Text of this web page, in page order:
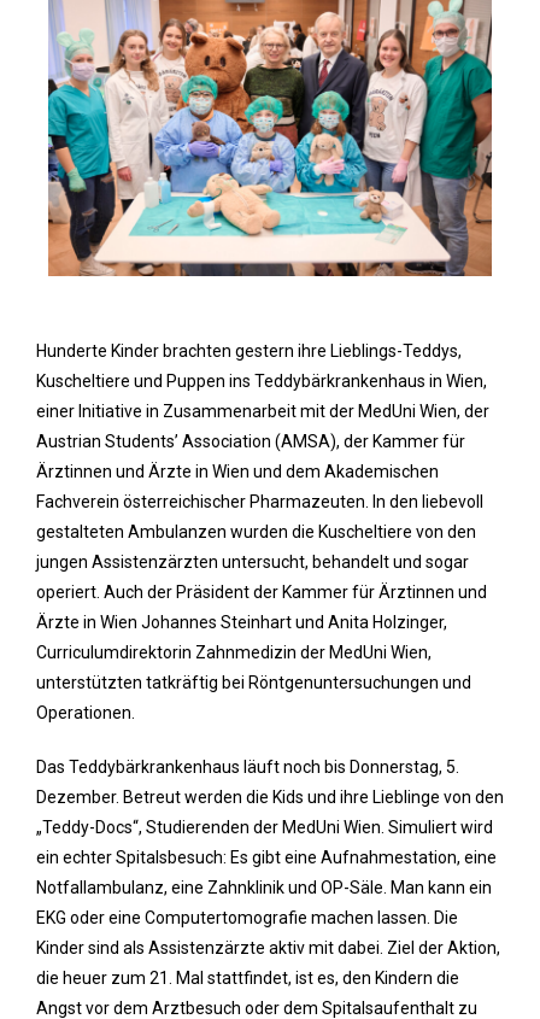
Hunderte Kinder brachten gestern ihre Lieblings-Teddys,
Kuscheltiere und Puppen ins Teddybärkrankenhaus in Wien,
einer Initiative in Zusammenarbeit mit der MedUni Wien, der
Austrian Students’ Association (AMSA), der Kammer für
Ärztinnen und Ärzte in Wien und dem Akademischen
Fachverein österreichischer Pharmazeuten. In den liebevoll
gestalteten Ambulanzen wurden die Kuscheltiere von den
jungen Assistenzärzten untersucht, behandelt und sogar
operiert. Auch der Präsident der Kammer für Ärztinnen und
Ärzte in Wien Johannes Steinhart und Anita Holzinger,
Curriculumdirektorin Zahnmedizin der MedUni Wien,
unterstützten tatkräftig bei Röntgenuntersuchungen und
Operationen.
Das Teddybärkrankenhaus läuft noch bis Donnerstag, 5.
Dezember. Betreut werden die Kids und ihre Lieblinge von den
„Teddy-Docs“, Studierenden der MedUni Wien. Simuliert wird
ein echter Spitalsbesuch: Es gibt eine Aufnahmestation, eine
Notfallambulanz, eine Zahnklinik und OP-Säle. Man kann ein
EKG oder eine Computertomografie machen lassen. Die
Kinder sind als Assistenzärzte aktiv mit dabei. Ziel der Aktion,
die heuer zum 21. Mal stattfindet, ist es, den Kindern die
Angst vor dem Arztbesuch oder dem Spitalsaufenthalt zu